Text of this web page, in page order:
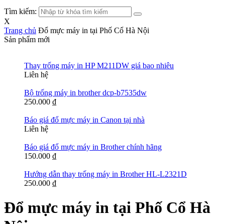
Tìm kiếm:
X
Trang chủ Đổ mực máy in tại Phố Cổ Hà Nội
Sản phẩm mới
Thay trống máy in HP M211DW giá bao nhiêu
Liên hệ
Bộ trống máy in brother dcp-b7535dw
250.000 ₫
Báo giá đổ mực máy in Canon tại nhà
Liên hệ
Báo giá đổ mực máy in Brother chính hãng
150.000 ₫
Hướng dẫn thay trống máy in Brother HL-L2321D
250.000 ₫
Đổ mực máy in tại Phố Cổ Hà